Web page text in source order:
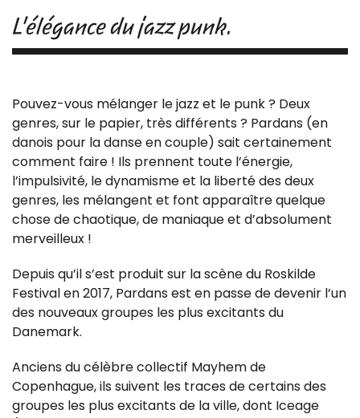
L'élégance du jazz punk.
Pouvez-vous mélanger le jazz et le punk ? Deux
genres, sur le papier, très différents ? Pardans (en
danois pour la danse en couple) sait certainement
comment faire ! Ils prennent toute l’énergie,
l’impulsivité, le dynamisme et la liberté des deux
genres, les mélangent et font apparaître quelque
chose de chaotique, de maniaque et d’absolument
merveilleux !
Depuis qu’il s’est produit sur la scène du Roskilde
Festival en 2017, Pardans est en passe de devenir l’un
des nouveaux groupes les plus excitants du
Danemark.
Anciens du célèbre collectif Mayhem de
Copenhague, ils suivent les traces de certains des
groupes les plus excitants de la ville, dont Iceage